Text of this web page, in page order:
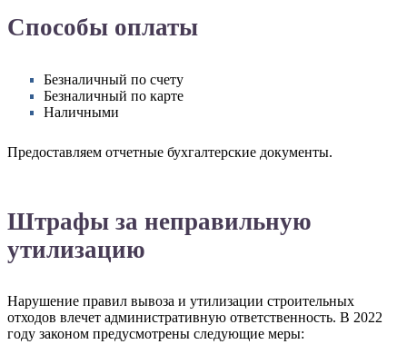
Способы оплаты
Безналичный по счету
Безналичный по карте
Наличными
Предоставляем отчетные бухгалтерские документы.
Штрафы за неправильную
утилизацию
Нарушение правил вывоза и утилизации строительных
отходов влечет административную ответственность. В 2022
году законом предусмотрены следующие меры: